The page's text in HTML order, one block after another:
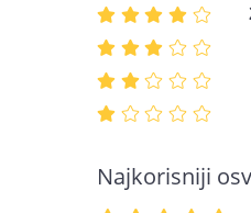
Najkorisniji